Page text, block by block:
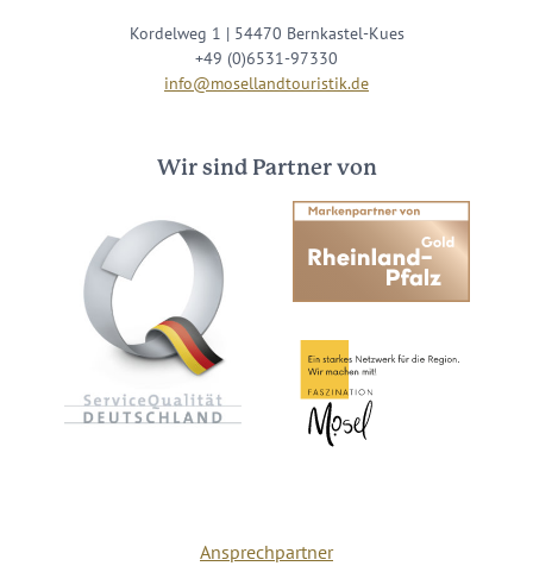
Kordelweg 1 | 54470 Bernkastel-Kues
+49 (0)6531-97330
info@mosellandtouristik.de
Wir sind Partner von
Ansprechpartner